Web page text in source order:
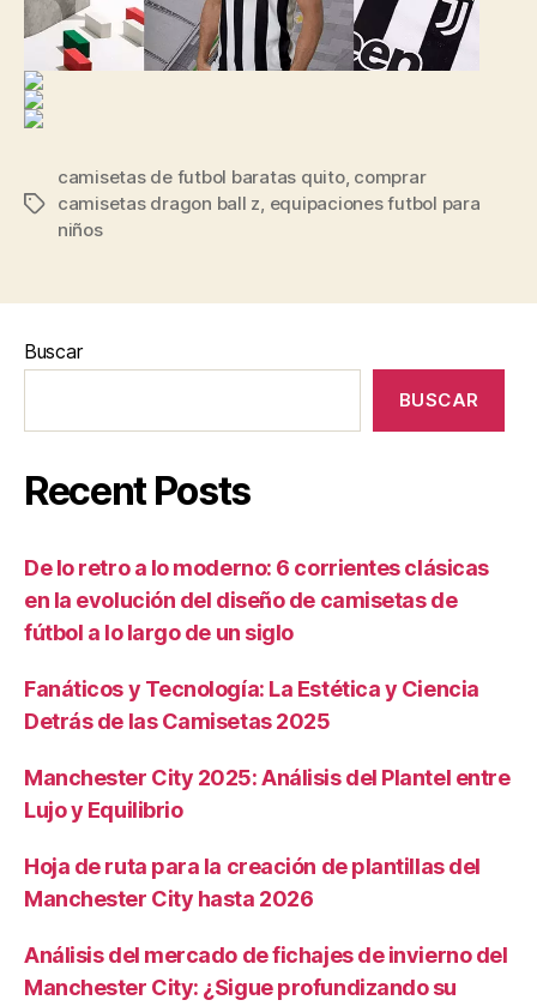
Etiquetas
camisetas de futbol baratas quito, comprar
camisetas dragon ball z equipaciones futbol para
niños
Buscar
BUSCAR
Recent Posts
De lo retro a lo moderno: 6 corrientes clásicas
en la evolución del diseño de camisetas de
fútbol a lo largo de un siglo
Fanáticos y Tecnología: La Estética y Ciencia
Detrás de las Camisetas 2025
Manchester City 2025: Análisis del Plantel entre
Lujo y Equilibrio
Hoja de ruta para la creación de plantillas del
Manchester City hasta 2026
Análisis del mercado de fichajes de invierno del
Manchester City: ¿Sigue profundizando su